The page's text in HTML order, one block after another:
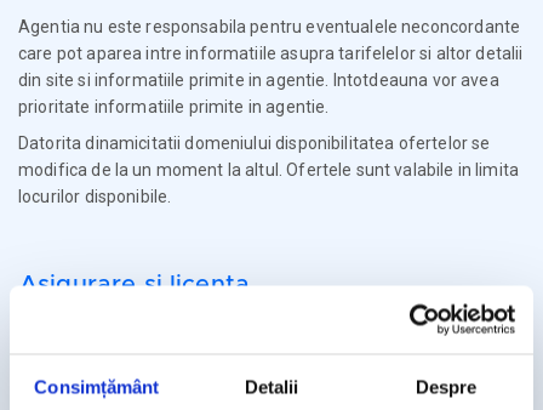
Consimțământ Detalii Despre
Agentia nu este responsabila pentru eventualele neconcordante
care pot aparea intre informatiile asupra tarifelelor si altor detalii
din site si informatiile primite in agentie. Intotdeauna vor avea
prioritate informatiile primite in agentie.
Datorita dinamicitatii domeniului disponibilitatea ofertelor se
modifica de la un moment la altul. Ofertele sunt valabile in limita
locurilor disponibile.
Asigurare si licenta
Agentia Travel Matters functioneaza sub Licenta de Turism nr.
Agentia Travel Matters este asigurata la Omniasig cu Polita